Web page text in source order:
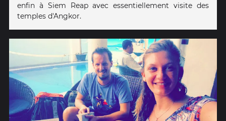
enfin à Siem Reap avec essentiellement visite des
temples d'Angkor.